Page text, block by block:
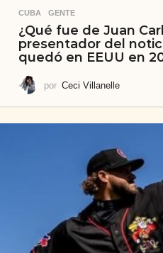
CUBA ,GENTE
¿Qué fue de Juan
presentador del
quedó en EEUU en
por Ceci Villanelle